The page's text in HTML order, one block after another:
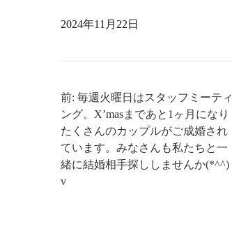
2024年11月22日
前: 毎週火曜日はスタッフミーティ
ング。X’masまであと1ヶ月になり
たくさんのカップルがご成婚され
ています。みなさんも私たちと一
緒に結婚相手探ししませんか(*^^)
v